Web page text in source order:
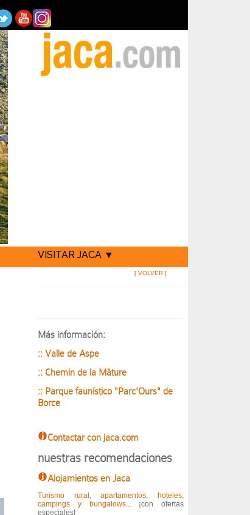
VISITAR JACA ▼
[ VOLVER ]
Más información:
:: Valle de Aspe
:: Chemin de la Mâture
:: Parque faunístico "Parc'Ours" de
Borce
Contactar con jaca.com
nuestras recomendaciones
Alojamientos en Jaca
Turismo rural ,apartamentos hoteles,
campings y bungalows... ¡con ofertas
especiales!